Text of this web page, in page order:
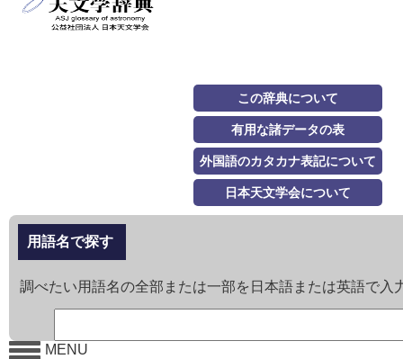
この辞典について
有用な諸データの表
外国語のカタカナ表記について
日本天文学会について
用語名で探す
調べたい用語名の全部または一部を日本語または英語で入
MENU